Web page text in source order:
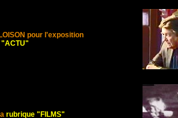
pour l'exposition
rubrique "FILMS"